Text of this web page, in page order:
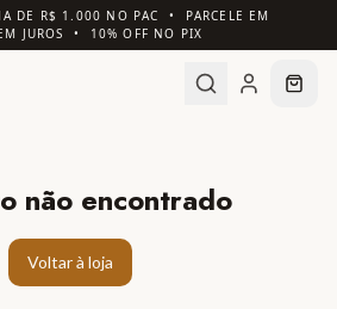
DE R$ 1.000 NO PAC • PARCELE EM
JUROS • 10% OFF NO PIX
não encontrado
Voltar à loja